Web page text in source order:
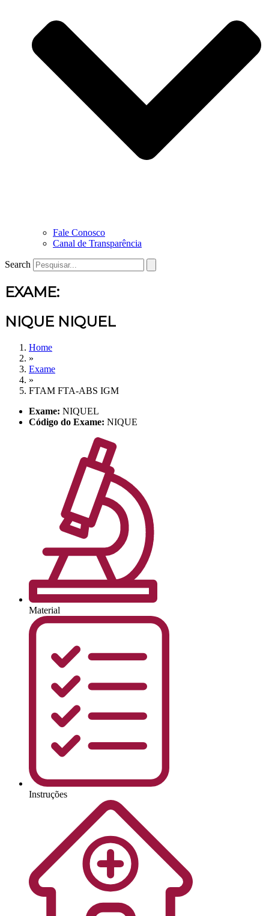
Fale Conosco
Canal de Transparência
Search
EXAME:
NIQUE NIQUEL
Home
»
Exame
»
FTAM FTA-ABS IGM
Exame: NIQUEL
Código do Exame: NIQUE
Material
Instruções